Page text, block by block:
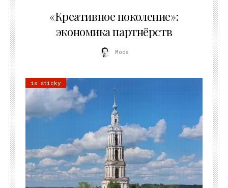
«Креативное поколение»:
экономика партнёрств
Moda
is sticky